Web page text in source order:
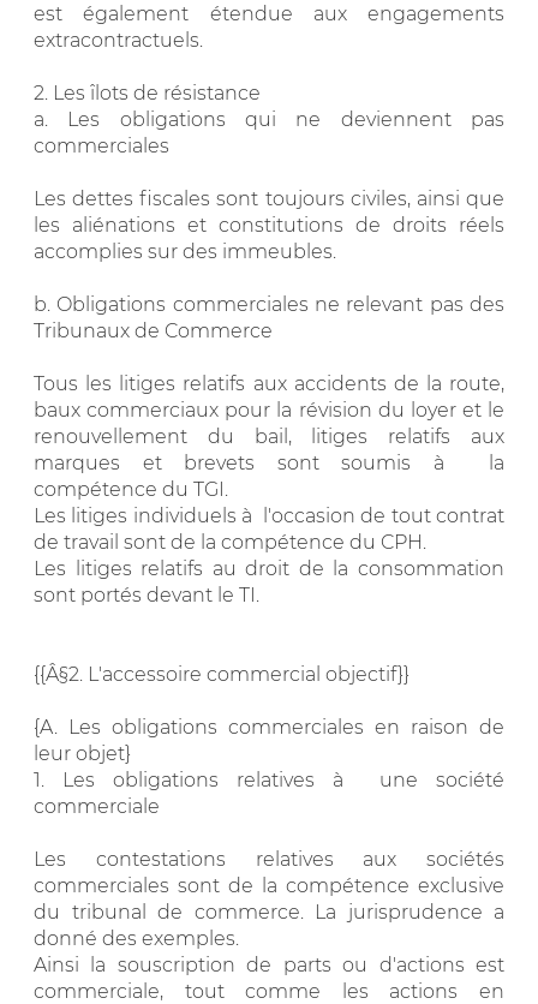
est également étendue aux engagements
extracontractuels.
2. Les îlots de résistance
a. Les obligations qui ne deviennent pas
commerciales
Les dettes fiscales sont toujours civiles, ainsi que
les aliénations et constitutions de droits réels
accomplies sur des immeubles.
b. Obligations commerciales ne relevant pas des
Tribunaux de Commerce
Tous les litiges relatifs aux accidents de la route,
baux commerciaux pour la révision du loyer et le
renouvellement du bail, litiges relatifs aux
marques et brevets sont soumis à la
compétence du TGI.
Les litiges individuels à l'occasion de tout contrat
de travail sont de la compétence du CPH.
Les litiges relatifs au droit de la consommation
sont portés devant le TI.
{{Â§2. L'accessoire commercial objectif}}
{A. Les obligations commerciales en raison de
leur objet}
1. Les obligations relatives à une société
commerciale
Les contestations relatives aux sociétés
commerciales sont de la compétence exclusive
du tribunal de commerce. La jurisprudence a
donné des exemples.
Ainsi la souscription de parts ou d'actions est
commerciale, tout comme les actions en